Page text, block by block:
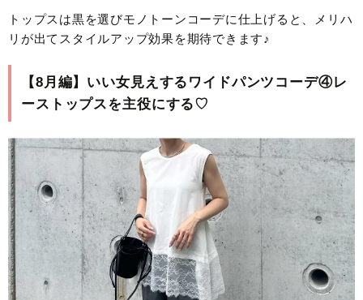
トップスは黒を選びモノトーンコーデに仕上げると、メリハ
リが出てスタイルアップ効果を期待できます♪
【8月編】いい女見えするワイドパンツコーデ④レ
ーストップスを主役にする♡